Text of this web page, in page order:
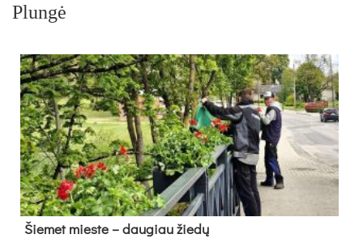
Plungė
Šie­met mies­te – dau­giau žie­dų